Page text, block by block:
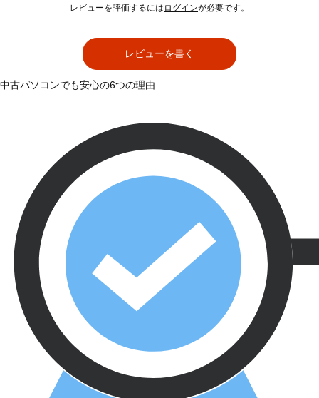
レビューを評価するには ログインが必要です。
レビューを書く
中古パソコンでも安心の6つの理由